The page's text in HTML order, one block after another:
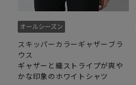
スキッパーカラーギャザーブラ
ウス
ギャザーと織ストライプが爽や
かな印象のホワイトシャツ